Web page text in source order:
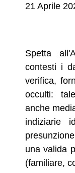
21 Aprile
Spetta
contesti i
verifica,
occulti:
anche
indiziarie
una valida
(familiare,